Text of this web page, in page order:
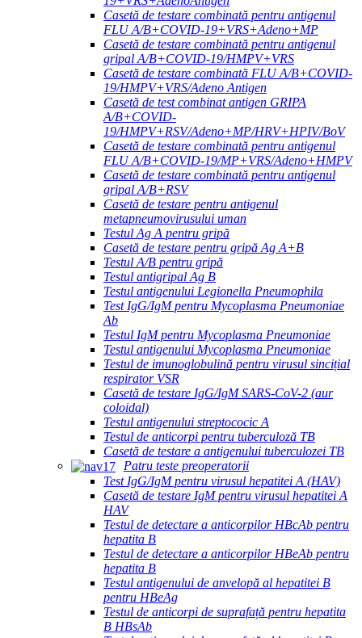
Casetă de testare combinată pentru antigenul
FLU A/B+COVID-19+VRS+Adeno+MP
Casetă de testare combinată pentru antigenul
gripal A/B+COVID-19/HMPV+VRS
Casetă de testare combinată FLU A/B+COVID-
19/HMPV+VRS/Adeno Antigen
Casetă de test combinat antigen GRIPA
A/B+COVID-
19/HMPV+RSV/Adeno+MP/HRV+HPIV/BoV
Casetă de testare combinată pentru antigenul
FLU A/B+COVID-19/MP+VRS/Adeno+HMPV
Casetă de testare combinată pentru antigenul
gripal A/B+RSV
Casetă de testare pentru antigenul
metapneumovirusului uman
Testul Ag A pentru gripă
Casetă de testare pentru gripă Ag A+B
Testul A/B pentru gripă
Testul antigripal Ag B
Testul antigenului Legionella Pneumophila
Test IgG/IgM pentru Mycoplasma Pneumoniae
Ab
Testul IgM pentru Mycoplasma Pneumoniae
Testul antigenului Mycoplasma Pneumoniae
Testul de imunoglobulină pentru virusul sincițial
respirator VSR
Casetă de testare IgG/IgM SARS-CoV-2 (aur
coloidal)
Testul antigenului streptococic A
Testul de anticorpi pentru tuberculoză TB
Casetă de testare a antigenului tuberculozei TB
Patru teste preoperatorii
Test IgG/IgM pentru virusul hepatitei A (HAV)
Casetă de testare IgM pentru virusul hepatitei A
HAV
Testul de detectare a anticorpilor HBcAb pentru
hepatita B
Testul de detectare a anticorpilor HBeAb pentru
hepatita B
Testul antigenului de anvelopă al hepatitei B
pentru HBeAg
Testul de anticorpi de suprafață pentru hepatita
B HBsAb